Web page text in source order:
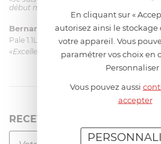
début mais ça le fait. La livraison a été très
Bernard le 23/06/2026 à 09:43
Pale 1.1L pour Glacier Magimix 11031/121/
«Excellent: produit et livraison»
RECEVEZ LA NEWSLETTER
En cliquant sur «
autorisez ainsi le stockage
votre appareil. Vous
paramétrer vos choix en
Personnaliser
Vous pouvez aussi
accepter